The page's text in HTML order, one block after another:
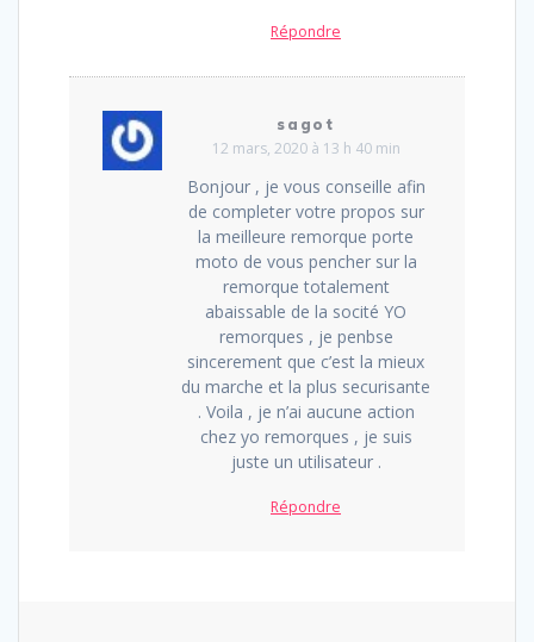
Répondre
sagot
12 mars, 2020 à 13 h 40 min
Bonjour , je vous conseille afin
de completer votre propos sur
la meilleure remorque porte
moto de vous pencher sur la
remorque totalement
abaissable de la socité YO
remorques , je penbse
sincerement que c’est la mieux
du marche et la plus securisante
. Voila , je n’ai aucune action
chez yo remorques , je suis
juste un utilisateur .
Répondre